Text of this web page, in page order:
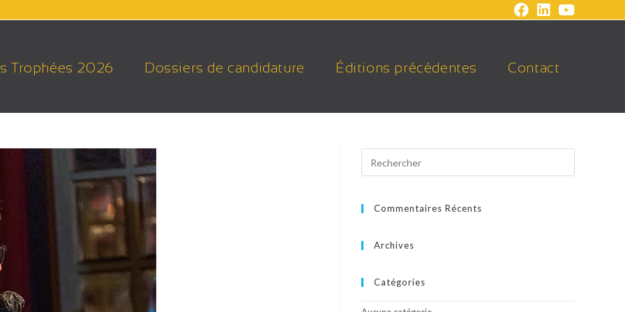
Trophées 2026 Dossiers de candidature Éditions précédentes Contact
Commentaires Récents
Archives
Catégories